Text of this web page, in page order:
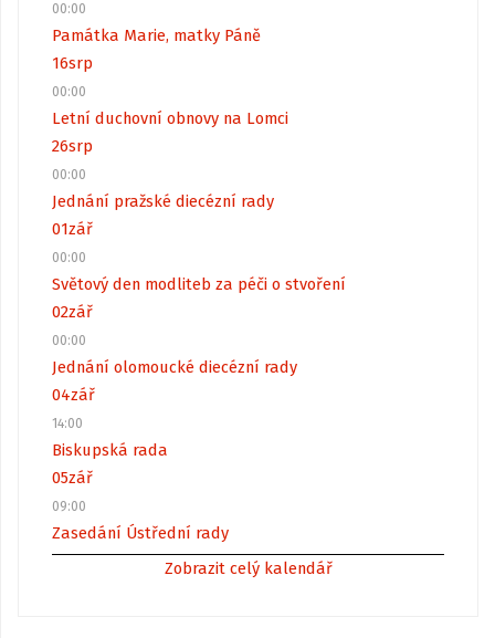
00:00
Památka Marie, matky Páně
16srp
00:00
Letní duchovní obnovy na Lomci
26srp
00:00
Jednání pražské diecézní rady
01zář
00:00
Světový den modliteb za péči o stvoření
02zář
00:00
Jednání olomoucké diecézní rady
04zář
14:00
Biskupská rada
05zář
09:00
Zasedání Ústřední rady
Zobrazit celý kalendář